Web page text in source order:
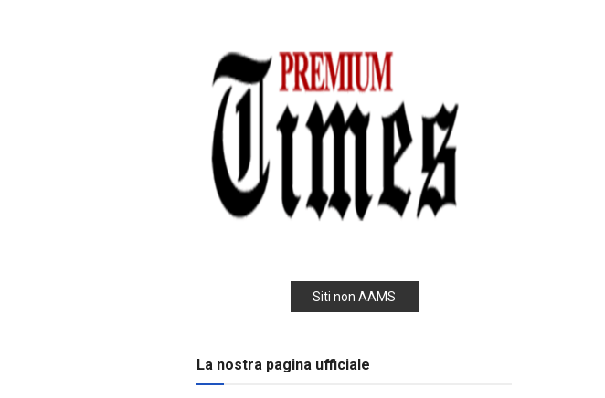
Siti non AAMS
La nostra pagina ufficiale